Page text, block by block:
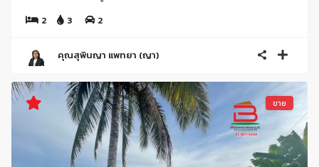
2
3 2
คุณสุพินญา แพทยา (ญา)
ขาย